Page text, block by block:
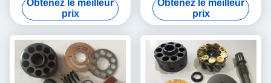
rechange/215 245
Obtenez le meilleur
prix
Obtenez le meilleur
prix